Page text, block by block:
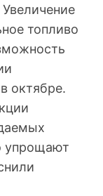
топливо
октябре.
упрощают